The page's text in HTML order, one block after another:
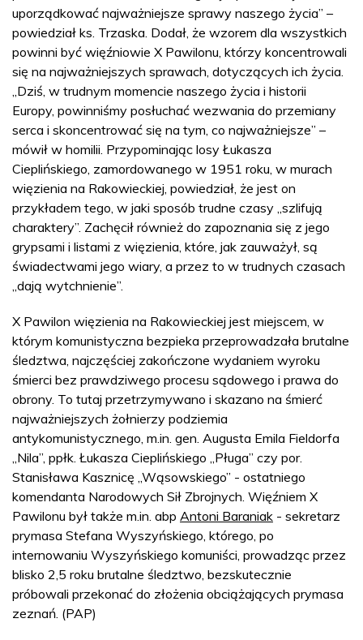
uporządkować najważniejsze sprawy naszego życia” –
powiedział ks. Trzaska. Dodał, że wzorem dla wszystkich
powinni być więźniowie X Pawilonu, którzy koncentrowali
się na najważniejszych sprawach, dotyczących ich życia.
„Dziś, w trudnym momencie naszego życia i historii
Europy, powinniśmy posłuchać wezwania do przemiany
serca i skoncentrować się na tym, co najważniejsze” –
mówił w homilii. Przypominając losy Łukasza
Cieplińskiego, zamordowanego w 1951 roku, w murach
więzienia na Rakowieckiej, powiedział, że jest on
przykładem tego, w jaki sposób trudne czasy „szlifują
charaktery”. Zachęcił również do zapoznania się z jego
grypsami i listami z więzienia, które, jak zauważył, są
świadectwami jego wiary, a przez to w trudnych czasach
„dają wytchnienie”.
X Pawilon więzienia na Rakowieckiej jest miejscem, w
którym komunistyczna bezpieka przeprowadzała brutalne
śledztwa, najczęściej zakończone wydaniem wyroku
śmierci bez prawdziwego procesu sądowego i prawa do
obrony. To tutaj przetrzymywano i skazano na śmierć
najważniejszych żołnierzy podziemia
antykomunistycznego, m.in. gen. Augusta Emila Fieldorfa
„Nila”, ppłk. Łukasza Cieplińskiego „Pługa” czy por.
Stanisława Kasznicę „Wąsowskiego” - ostatniego
komendanta Narodowych Sił Zbrojnych. Więźniem X
Pawilonu był także m.in. abp Antoni Baraniak - sekretarz
prymasa Stefana Wyszyńskiego, którego, po
internowaniu Wyszyńskiego komuniści, prowadząc przez
blisko 2,5 roku brutalne śledztwo, bezskutecznie
próbowali przekonać do złożenia obciążających prymasa
zeznań. (PAP)